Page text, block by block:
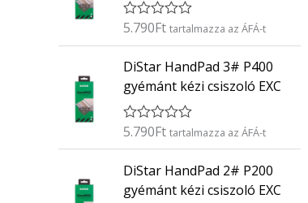
é
s
/
É
é
e
é
s
/
5.790Ft tartalmazza az ÁFÁ-t
DiStar HandPad 3# P400
gyémánt kézi csiszoló EXC
É
é
e
5.790Ft tartalmazza az ÁFÁ-t
DiStar HandPad 2# P200
gyémánt kézi csiszoló EXC